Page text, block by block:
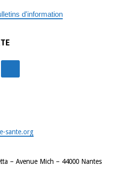
d'information
sante.org
– Avenue Mich – 44000 Nantes